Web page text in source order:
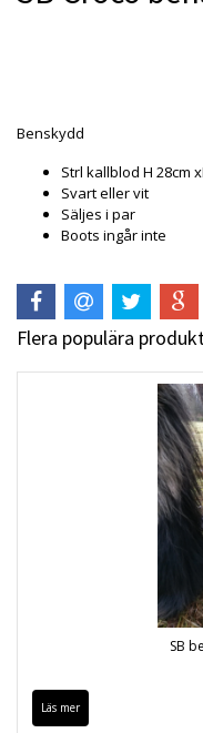
Benskydd
Strl kallblod H 28cm
Svart eller vit
Säljes i par
Boots ingår inte
Flera populära
SB
Läs mer